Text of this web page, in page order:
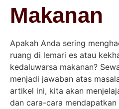
Makanan
Apakah Anda sering
ruang di lemari es atau
kedaluwarsa makanan?
menjadi jawaban atas
artikel ini, kita akan
dan cara-cara